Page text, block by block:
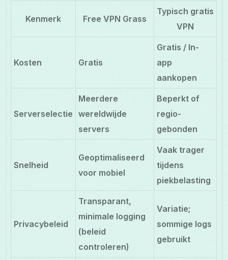
Kenmerk Free VPN Grass
Typisch gratis
VPN
Kosten Gratis
Gratis / In-
app
aankopen
Serverselectie
Meerdere
wereldwijde
servers
Beperkt of
regio-
gebonden
Snelheid
Geoptimaliseerd
voor mobiel
Vaak trager
tijdens
piekbelasting
Privacybeleid
Transparant,
minimale logging
(beleid
controleren)
Variatie;
sommige logs
gebruikt